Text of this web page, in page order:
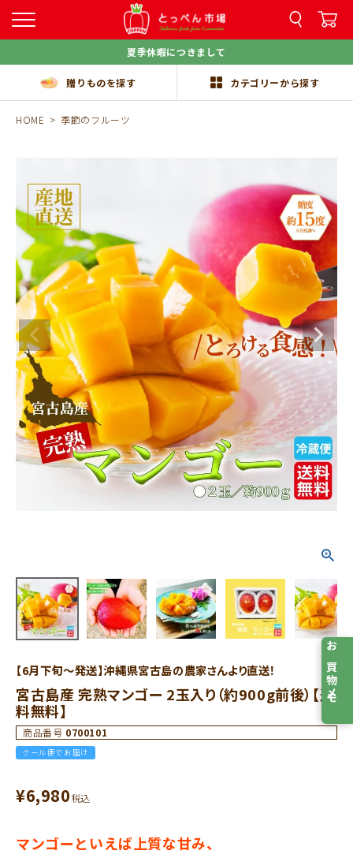
夏季休暇につきまして
贈りものを探す カテゴリーから探す
HOME 季節のフルーツ
【6月下旬～発送】沖縄県宮古島の農家さんより直送！
宮古島産 完熟マンゴー 2玉入り（約900g前後）【送
料無料】
商品番号 0700101
クール便でお届け
¥6,980税込
マンゴーといえば上質な甘み、
お買物メモ